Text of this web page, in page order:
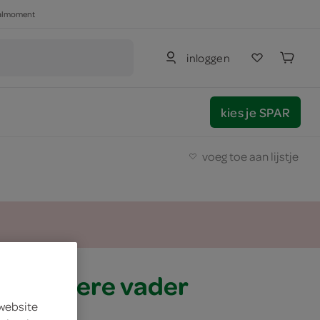
inloggen
kies je SPAR
voeg toe aan lijstje
stoere vader